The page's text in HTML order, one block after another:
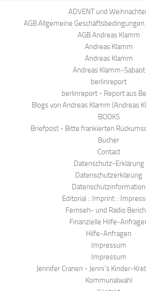
ADVENT und
AGB Allgemeine
AGB Andreas Klamm
Andreas Klamm
Andreas Klamm
Andreas Klamm-Sabaot
berlinreport
berlinreport - Report aus
Blogs von Andreas Klamm (Andreas
BOOKS
Briefpost - Bitte frankierten
Bücher
Contact
Datenschutz-Erklärung
Datenschutzerklärung
Datenschutzinformation
Editorial :: Imprint ::
Fernseh- und Radio
Finanzielle Hilfe-
Hilfe-Anfragen
Impressum
Impressum
Jennifer Cranen - Jenni´s Kinder-
Kommunalwahl